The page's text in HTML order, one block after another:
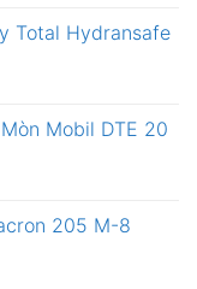
Total Hydransafe
Mobil DTE 20
205 M-8